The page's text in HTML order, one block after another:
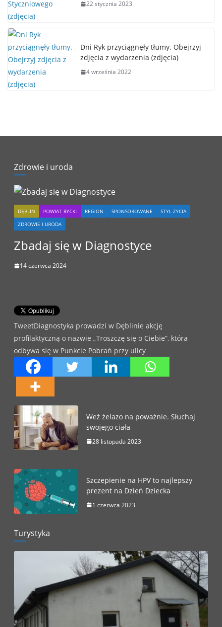
22 stycznia 2023
Dni Ryk przyciągnęły tłumy. Obejrzyj
zdjęcia z wydarzenia (zdjęcia)
4 września 2022
Zdrowie i uroda
DĘBLIN POWIAT RYCKI REGION SPONSOROWANE
STYL ŻYCIA
ZDROWIE I URODA
Zbadaj się w Diagnostyce
14 czerwca 2024
TweetDiagnostyka prowadzi w Dęblinie akcję
profilaktyczną o nazwie „Troszczę się o Ciebie”, która
odbywa się w Punkcie Pobrań przy ulicy
Weź żelazo na poważnie. Słuchaj
swojego ciała
28 listopada 2023
Szczepienie na HPV to najlepszy
prezent na Dzień Dziecka
1 czerwca 2023
Turystyka